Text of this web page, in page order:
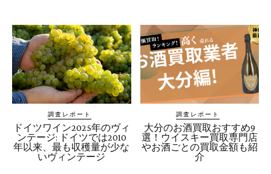
調査レポート
ドイツワイン2025年のヴィ
ンテージ: ドイツでは2010
年以来、最も収穫量が少な
いヴィンテージ
調査レポート
大分のお酒買取おすすめ9
選！ウイスキー買取専門店
やお酒ごとの買取金額も紹
介